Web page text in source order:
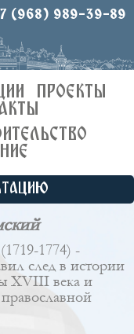
(968) 989-39-89
ПРОЕКТЫ
1774) -
след в истории
XVIII века и